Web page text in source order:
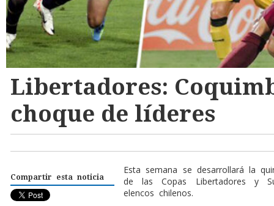
Libertadores:
choque de líderes
Compartir esta noticia
Esta semana se desarrollará la
de las Copas Libertadores y
elencos chilenos.